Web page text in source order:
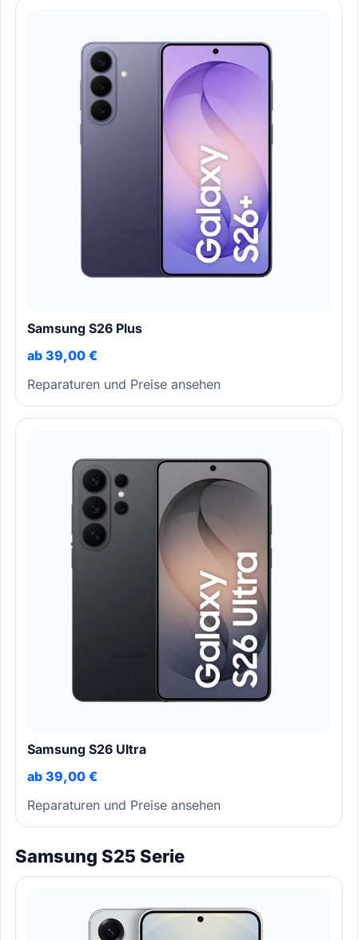
Samsung S26 Plus
ab 39,00 €
Reparaturen und Preise ansehen
Samsung S26 Ultra
ab 39,00 €
Reparaturen und Preise ansehen
Samsung S25 Serie